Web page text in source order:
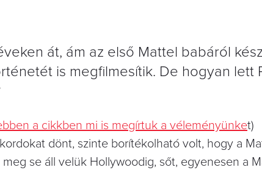
át, ám az első Mattel babáról
is megfilmesítik. De hogyan lett
a cikkben mi is megírtuk a véleményünket)
dönt, szinte borítékolható volt, hogy a
se áll velük Hollywoodig, sőt, egyenesen a